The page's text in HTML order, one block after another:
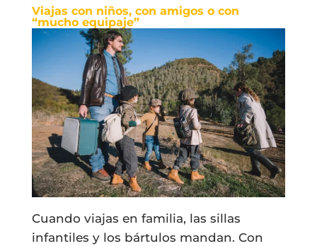
Viajas con niños, con amigos o con
“mucho equipaje”
Cuando viajas en familia, las sillas
infantiles y los bártulos mandan. Con